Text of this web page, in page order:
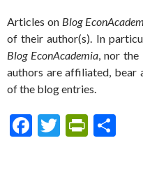
Articles on Blog
of their author(s). In
Blog EconAcademia, nor
authors are affiliated,
of the blog entries.
F
T
Pr